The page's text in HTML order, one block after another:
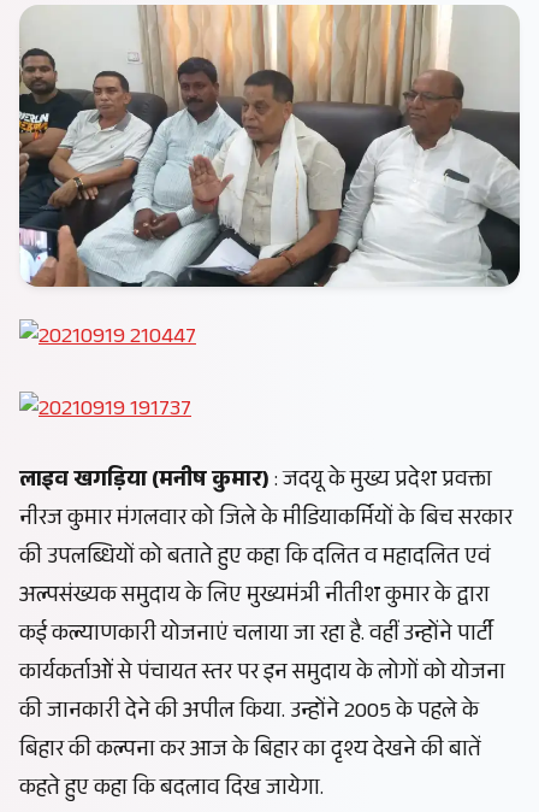
लाइव खगड़िया (मनीष कुमार): जदयू के मुख्य प्रदेश प्रवक्ता
नीरज कुमार मंगलवार को जिले के मीडियाकर्मियों के बिच सरकार
की उपलब्धियों को बताते हुए कहा कि दलित व महादलित एवं
अल्पसंख्यक समुदाय के लिए मुख्यमंत्री नीतीश कुमार के द्वारा
कई कल्याणकारी योजनाएं चलाया जा रहा है. वहीं उन्होंने पार्टी
कार्यकर्ताओं से पंचायत स्तर पर इन समुदाय के लोगों को योजना
की जानकारी देने की अपील किया. उन्होंने 2005 के पहले के
बिहार की कल्पना कर आज के बिहार का दृश्य देखने की बातें
कहते हुए कहा कि बदलाव दिख जायेगा.